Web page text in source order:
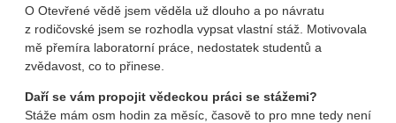
O Otevřené vědě jsem věděla už dlouho a po návratu
z rodičovské jsem se rozhodla vypsat vlastní stáž. Motivovala
mě přemíra laboratorní práce, nedostatek studentů a
zvědavost, co to přinese.
Daří se vám propojit vědeckou práci se stážemi?
Stáže mám osm hodin za měsíc, časově to pro mne tedy není